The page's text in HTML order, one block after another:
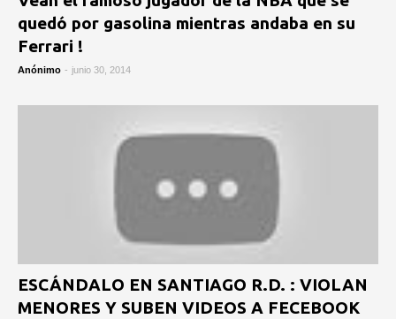
quedó por gasolina mientras andaba en su
Ferrari !
Anónimo - junio 30, 2014
ESCÁNDALO EN SANTIAGO R.D. : VIOLAN
MENORES Y SUBEN VIDEOS A FECEBOOK